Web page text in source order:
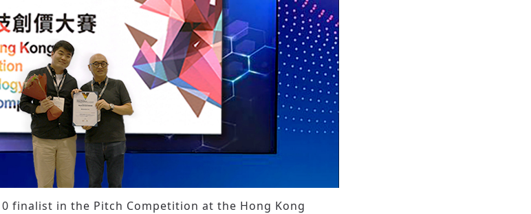
finalist in the Pitch Competition at the Hong Kong